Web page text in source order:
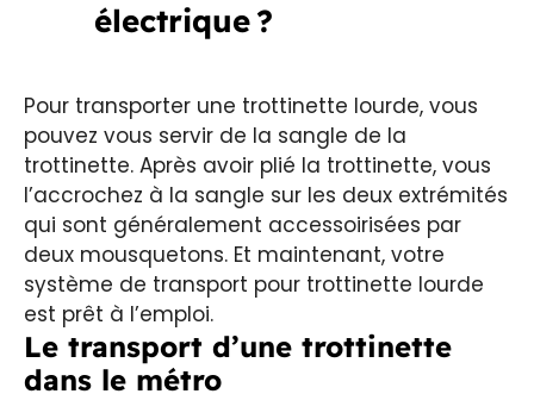
électrique ?
Pour transporter une trottinette lourde, vous
pouvez vous servir de la sangle de la
trottinette. Après avoir plié la trottinette, vous
l’accrochez à la sangle sur les deux extrémités
qui sont généralement accessoirisées par
deux mousquetons. Et maintenant, votre
système de transport pour trottinette lourde
est prêt à l’emploi.
Le transport d’une trottinette
dans le métro